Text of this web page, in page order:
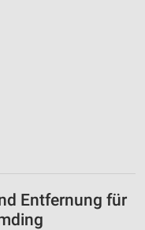
Entfernung für